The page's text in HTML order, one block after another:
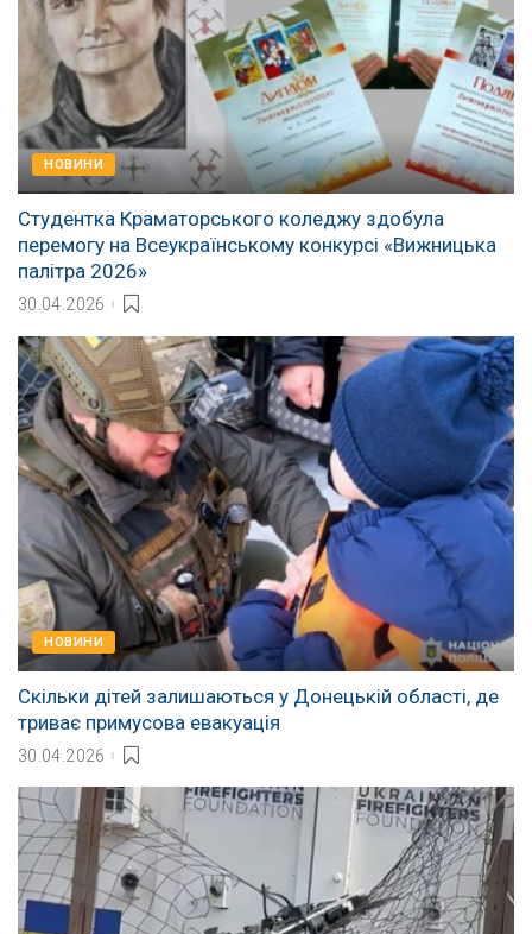
НОВИНИ
Студентка Краматорського коледжу здобула
перемогу на Всеукраїнському конкурсі «Вижницька
палітра 2026»
30.04.2026
НОВИНИ
Скільки дітей залишаються у Донецькій області, де
триває примусова евакуація
30.04.2026